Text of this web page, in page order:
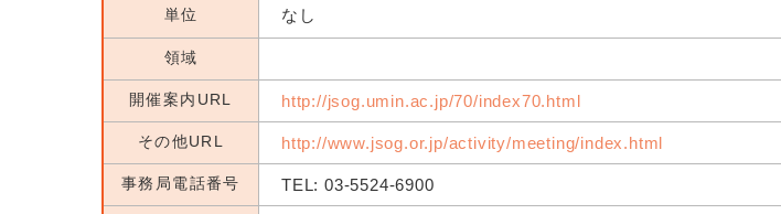
単位 なし
領域
開催案内URL http://jsog.umin.ac.jp/70/index70.html
その他URL http://www.jsog.or.jp/activity/meeting/index.html
事務局電話番号 TEL: 03-5524-6900